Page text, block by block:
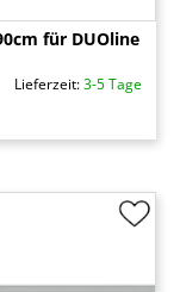
für DUOline
Lieferzeit:3-5 Tage